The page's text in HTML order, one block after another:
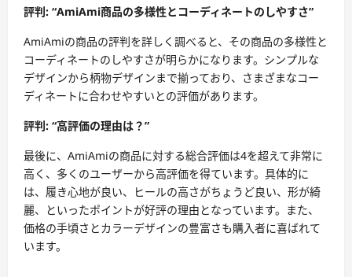
評判: “AmiAmi商品の多様性とコーディネートのしやすさ”
AmiAmiの商品の評判を詳しく調べると、その商品の多様性と
コーディネートのしやすさが明らかになります。シンプルな
デザインから柄物デザインまで揃っており、さまざまなコー
ディネートに合わせやすいとの評価があります。
評判: “高評価の理由は？”
最後に、AmiAmiの商品に対する総合評価は4を超えて非常に
高く、多くのユーザーから高評価を得ています。具体的に
は、履き心地が良い、ヒールの高さがちょうど良い、形が綺
麗、といったポイントが好評の理由となっています。また、
価格の手頃さとカラーデザインの豊富さも購入者に喜ばれて
います。